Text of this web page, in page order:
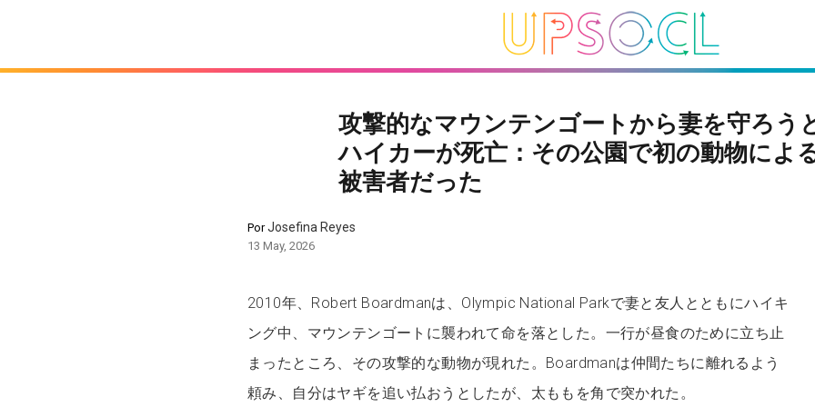
攻撃的なマウンテンゴートから妻を守ろう
ハイカーが死亡：その公園で初の動物によ
被害者だった
PorJosefina Reyes
13 May, 2026
2010年、Robert Boardmanは、Olympic National Parkで妻と友人とともにハイキ
ング中、マウンテンゴートに襲われて命を落とした。一行が昼食のために立ち止
まったところ、その攻撃的な動物が現れた。Boardmanは仲間たちに離れるよう
頼み、自分はヤギを追い払おうとしたが、太ももを角で突かれた。